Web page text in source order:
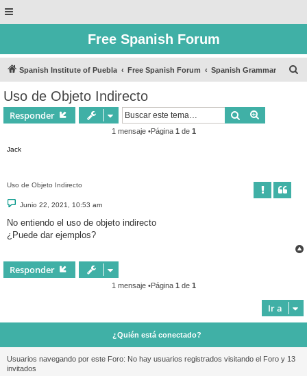
Free Spanish Forum
Spanish Institute of Puebla Free Spanish Forum Spanish Grammar
Uso de Objeto Indirecto
Responder Buscar
1 mensaje •Página 1 de 1
Jack
Uso de Objeto Indirecto
M
e
s
a
Junio 22, 2021, 10:53 am
No entiendo el uso de objeto indirecto
¿Puede dar ejemplos?
Responder
1 mensaje •Página 1 de 1
Ir a
¿Quién está conectado?
Usuarios navegando por este Foro: No hay usuarios registrados visitando el Foro y 13
invitados